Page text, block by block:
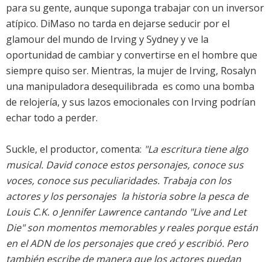
para su gente, aunque suponga trabajar con un inversor
atípico. DiMaso no tarda en dejarse seducir por el
glamour del mundo de Irving y Sydney y ve la
oportunidad de cambiar y convertirse en el hombre que
siempre quiso ser. Mientras, la mujer de Irving, Rosalyn 
una manipuladora desequilibrada  es como una bomba
de relojería, y sus lazos emocionales con Irving podrían
echar todo a perder.
Suckle, el productor, comenta: "La escritura tiene algo
musical. David conoce estos personajes, conoce sus
voces, conoce sus peculiaridades. Trabaja con los
actores y los personajes  la historia sobre la pesca de
Louis C.K. o Jennifer Lawrence cantando "Live and Let
Die"son momentos memorables y reales porque están
en el ADN de los personajes que creó y escribió. Pero
también escribe de manera que los actores puedan